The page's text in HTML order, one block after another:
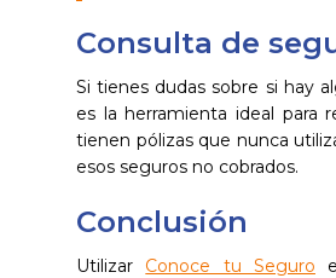
Consulta de
Si tienes dudas sobre si hay
es la herramienta ideal para
tienen pólizas que nunca
esos seguros no cobrados.
Conclusión
Utilizar Conoce tu Seguro